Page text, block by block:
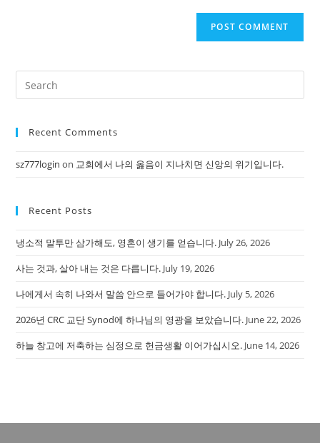
Recent Comments
sz777login on 교회에서 나의 옳음이 지나치면 신앙의 위기입니다.
Recent Posts
냉소적 말투만 삼가해도, 영혼이 생기를 얻습니다. July 26, 2026
사는 것과, 살아 내는 것은 다릅니다. July 19, 2026
나에게서 속히 나와서 말씀 안으로 들어가야 합니다. July 5, 2026
2026년 CRC 교단 Synod에 하나님의 영광을 보았습니다. June 22, 2026
하늘 창고에 저축하는 심정으로 헌금생활 이어가십시오. June 14, 2026